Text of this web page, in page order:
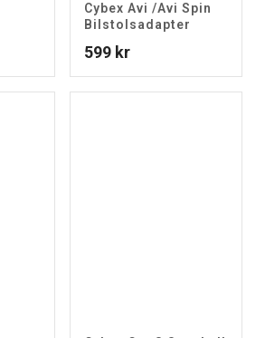
Cybex Avi /Avi Spin
Bilstolsadapter
599 kr